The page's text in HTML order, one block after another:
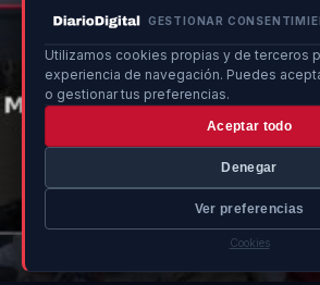
GESTIONAR
Utilizamos cookies propias y de terceros
experiencia de navegación. Puedes
o gestionar tus preferencias.
Aceptar todo
Denegar
Ver preferencias
Cookies